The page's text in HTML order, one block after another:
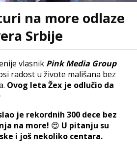
na more odlaze
Srbije
vlasnik Pink Media Group
radost u živote mališana bez
Ovog leta Žex je odlučio da
je rekordnih 300 dece bez
na more! 😍 U pitanju su
i još nekoliko centara.